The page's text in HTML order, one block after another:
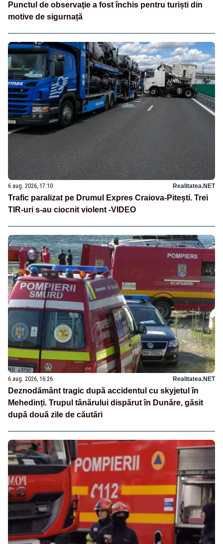
Punctul de observaţie a fost închis pentru turiști din
motive de sigurnață
6 aug. 2026, 17:10 Realitatea.NET
Trafic paralizat pe Drumul Expres Craiova-Pitești. Trei
TIR-uri s-au ciocnit violent -VIDEO
6 aug. 2026, 16:26 Realitatea.NET
Deznodământ tragic după accidentul cu skyjetul în
Mehedinți. Trupul tânărului dispărut în Dunăre, găsit
după două zile de căutări